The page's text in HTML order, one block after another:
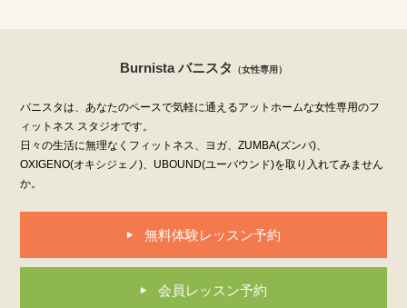
Burnista バニスタ （女性専用）
バニスタは、あなたのペースで気軽に通えるアットホームな女性専用のフ
ィットネス スタジオです。
日々の生活に無理なくフィットネス、ヨガ、ZUMBA(ズンバ)、
OXIGENO(オキシジェノ)、UBOUND(ユーバウンド)を取り入れてみません
か。
無料体験レッスン予約
会員レッスン予約